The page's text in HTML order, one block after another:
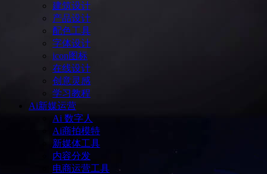
建筑设计
产品设计
配色工具
字体设计
icon图标
在线设计
创意灵感
学习教程
Ai新媒运营
Ai 数字人
Ai商拍模特
新媒体工具
内容分发
电商运营工具